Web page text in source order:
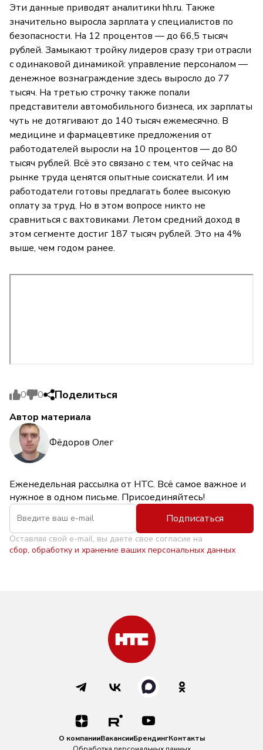
Эти данные приводят аналитики hh.ru. Также
значительно выросла зарплата у специалистов по
безопасности. На 12 процентов — до 66,5 тысяч
рублей. Замыкают тройку лидеров сразу три отрасли
с одинаковой динамикой: управление персоналом —
денежное вознаграждение здесь выросло до 77
тысяч. На третью строчку также попали
представители автомобильного бизнеса, их зарплаты
чуть не дотягивают до 140 тысяч ежемесячно. В
медицине и фармацевтике предложения от
работодателей выросли на 10 процентов — до 80
тысяч рублей. Всё это связано с тем, что сейчас на
рынке труда ценятся опытные соискатели. И им
работодатели готовы предлагать более высокую
оплату за труд. Но в этом вопросе никто не
сравниться с вахтовиками. Летом средний доход в
этом сегменте достиг 187 тысяч рублей. Это на 4%
выше, чем годом ранее.
0 0 Поделиться
Автор материала
Фёдоров Олег
Еженедельная рассылка от НТС. Всё самое важное и
нужное в одном письме. Присоединяйтесь!
Подписаться
Оставляя свой e-mail, вы даете свое согласие на
сбор, обработку и хранение ваших персональных данных
О компанииВакансииБрендингКонтакты